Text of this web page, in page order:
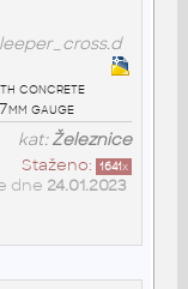
concrete
gauge
kat:Železnice
Staženo: 1641x
dne 24.01.2023